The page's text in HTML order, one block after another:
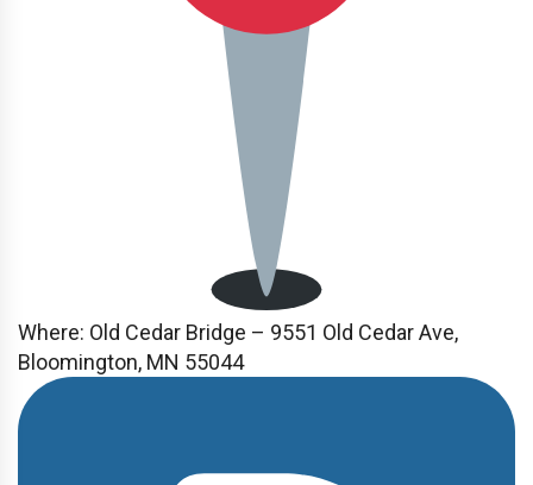
Where: Old Cedar Bridge – 9551 Old Cedar Ave,
Bloomington, MN 55044